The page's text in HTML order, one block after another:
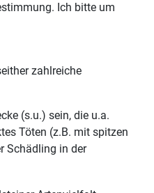
Ich bitte um
zahlreiche
(s.u.) sein, die u.a.
Töten (z.B. mit spitzen
Schädling in der